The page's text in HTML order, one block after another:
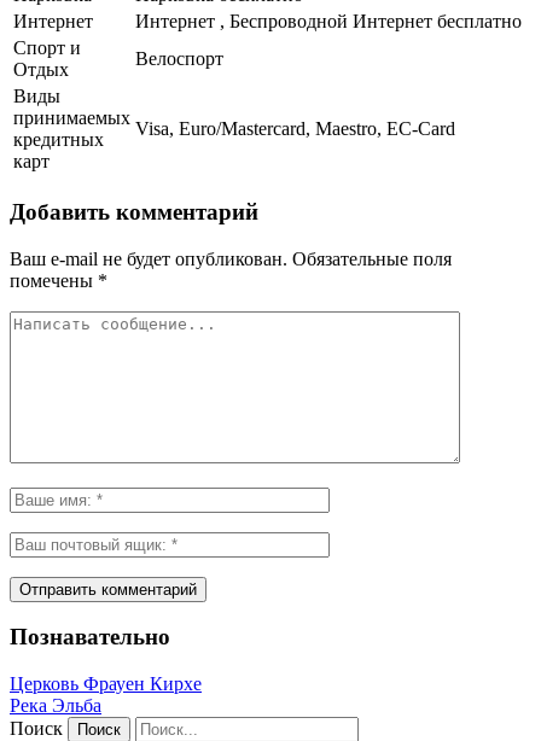
Интернет
Интернет , Беспроводной Интернет бесплатно
Спорт и
Отдых
Велоспорт
Виды
принимаемых
кредитных
карт
Visa, Euro/Mastercard, Maestro, EC-Card
Добавить комментарий
Ваш e-mail не будет опубликован. Обязательные поля
помечены *
Познавательно
Церковь Фрауен Кирхе
Река Эльба
Поиск